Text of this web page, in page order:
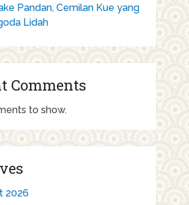
Pandan, Cemilan Kue yang
Lidah
Comments
to show.
2026